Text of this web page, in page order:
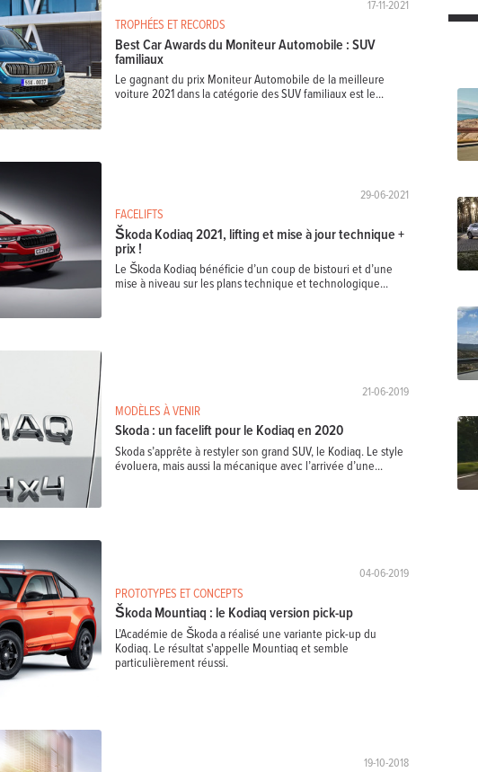
17-11-2021
TROPHÉES ET RECORDS
Best Car Awards du Moniteur Automobile : SUV
familiaux
Le gagnant du prix Moniteur Automobile de la meilleure
voiture 2021 dans la catégorie des SUV familiaux est le...
29-06-2021
FACELIFTS
Škoda Kodiaq 2021, lifting et mise à jour technique +
prix !
Le Škoda Kodiaq bénéficie d’un coup de bistouri et d’une
mise à niveau sur les plans technique et technologique...
21-06-2019
MODÈLES À VENIR
Skoda : un facelift pour le Kodiaq en 2020
Skoda s’apprête à restyler son grand SUV, le Kodiaq. Le style
évoluera, mais aussi la mécanique avec l’arrivée d’une...
04-06-2019
PROTOTYPES ET CONCEPTS
Škoda Mountiaq : le Kodiaq version pick-up
L’Académie de Škoda a réalisé une variante pick-up du
Kodiaq. Le résultat s'appelle Mountiaq et semble
particulièrement réussi.
19-10-2018